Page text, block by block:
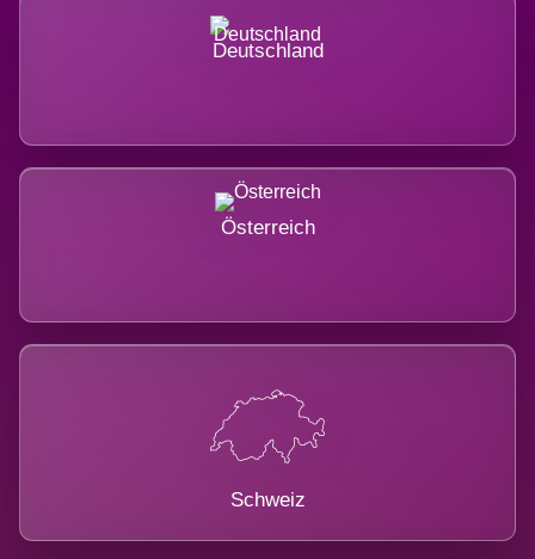
Deutschland
Österreich
Schweiz